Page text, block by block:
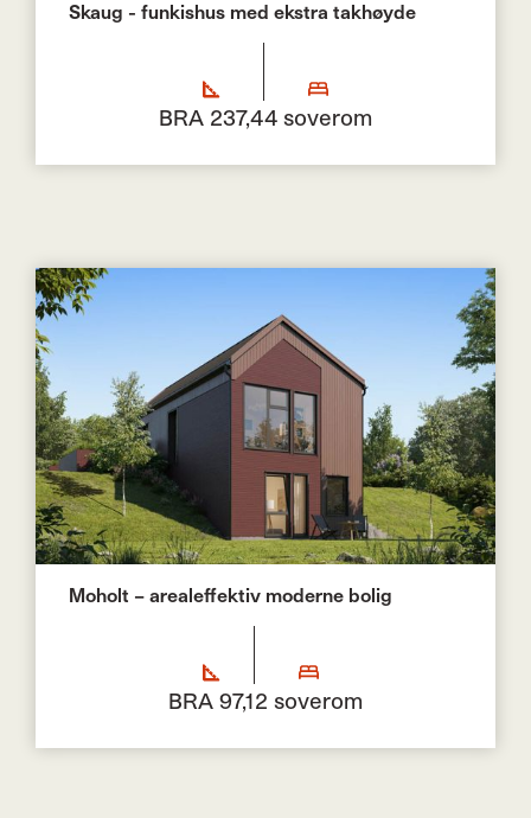
Skaug - funkishus med ekstra takhøyde
BRA 237,44 soverom
Moholt – arealeffektiv moderne bolig
BRA 97,12 soverom